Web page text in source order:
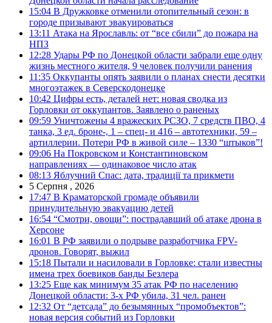
15:04 В Дружковке отменили отопительный сезон: в
городе призывают эвакуироваться
13:11 Атака на Ярославль: от “все сбили” до пожара на
НПЗ
12:28 Удары РФ по Донецкой области забрали еще одну
жизнь местного жителя, 9 человек получили ранения
11:35 Оккупанты опять заявили о планах снести десятки
многоэтажек в Северскодонецке
10:42 Цифры есть, деталей нет: новая сводка из
Горловки от оккупантов. Заявлено о раненых
09:59 Уничтожены 4 вражеских РСЗО, 7 средств ПВО, 4
танка, 3 ед. броне-, 1 – спец- и 416 – автотехники, 59 –
артиллерии. Потери РФ в живой силе – 1330 “штыков”!
09:06 На Покровском и Константиновском
направлениях — одинаковое число атак
08:13 Яблучний Спас: дата, традиції та прикмети
5 Серпня , 2026
17:47 В Краматорской громаде объявили
принудительную эвакуацию детей
16:54 “Смотри, овощи”: пострадавший об атаке дрона в
Херсоне
16:01 В РФ заявили о подрыве разработчика FPV-
дронов. Говорят, выжил
15:18 Пытали и насиловали в Горловке: стали известны
имена трех боевиков банды Безлера
13:25 Еще как минимум 35 атак РФ по населению
Донецкой области: 3-х РФ убила, 31 чел. ранен
12:32 От “детсада” до безымянных “промобъектов”:
новая версия событий из Горловки